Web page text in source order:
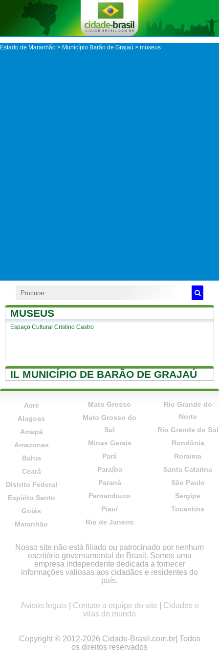
Estado de Maranhão > Município Barão de Grajaú > museus
MUSEUS
Espaço Cultural Cristino Castro
IL MUNICÍPIO DE BARÃO DE GRAJAÚ
Acre
Alagoas
Amapá
Amazonas
Bahia
Ceará
Distrito Federal
Espírito Santo
Goiás
Maranhão
Mato Grosso
Mato Grosso do
Sul
Minas Gerais
Pará
Paraíba
Paraná
Pernambuco
Piauí
Rio de Janeiro
Rio Grande do
Norte
Rio Grande do Sul
Rondônia
Roraima
Santa Catarina
São Paulo
Sergipe
Tocantins
Nosso site não está filiado ou patrocinado por nenhum
escritório governamental de Brasil. Somos uma
empresa independente dedicada a fornecer
informações valiosas aos cidadãos e residentes do
país.
Avisos legais Contate a equipe do site
Cidades e
vilas do mundo
Copyright © 2012-2026 Cidade-Brasil.com.br| Todos
os direitos reservados